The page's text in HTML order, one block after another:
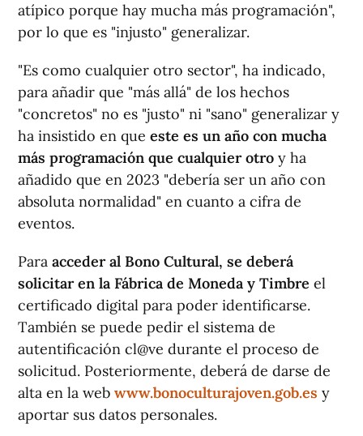
atípico porque hay mucha más programación",
por lo que es "injusto" generalizar.
"Es como cualquier otro sector", ha indicado,
para añadir que "más allá" de los hechos
"concretos" no es "justo" ni "sano" generalizar y
ha insistido en que este es un año con mucha
más programación que cualquier otro y ha
añadido que en 2023 "debería ser un año con
absoluta normalidad" en cuanto a cifra de
eventos.
Para acceder al Bono Cultural, se deberá
solicitar en la Fábrica de Moneda y Timbre el
certificado digital para poder identificarse.
También se puede pedir el sistema de
autentificación cl@ve durante el proceso de
solicitud. Posteriormente, deberá de darse de
alta en la web www.bonoculturajoven.gob.es y
aportar sus datos personales.